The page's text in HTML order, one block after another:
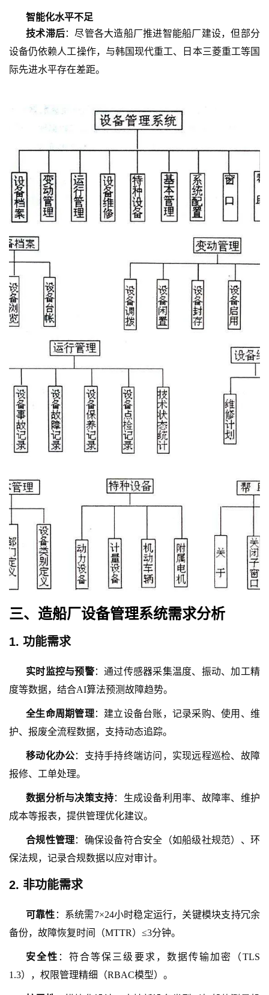
智能化水平不足
技术滞后：尽管各大造船厂推进智能船厂建设，但部分
设备仍依赖人工操作，与韩国现代重工、日本三菱重工等国
际先进水平存在差距。
三、造船厂设备管理系统需求分析
1. 功能需求
实时监控与预警：通过传感器采集温度、振动、加工精
度等数据，结合AI算法预测故障趋势。
全生命周期管理：建立设备台账，记录采购、使用、维
护、报废全流程数据，支持动态追踪。
移动化办公：支持手持终端访问，实现远程巡检、故障
报修、工单处理。
数据分析与决策支持：生成设备利用率、故障率、维护
成本等报表，提供管理优化建议。
合规性管理：确保设备符合安全（如船级社规范）、环
保法规，记录合规数据以应对审计。
2. 非功能需求
可靠性 ：系统需7×24小时稳定运行，关键模块支持冗余
备份，故障恢复时间（MTTR）≤3分钟。
安全性 ：符合等保三级要求，数据传输加密（TLS
1.3），权限管理精细（RBAC模型）。